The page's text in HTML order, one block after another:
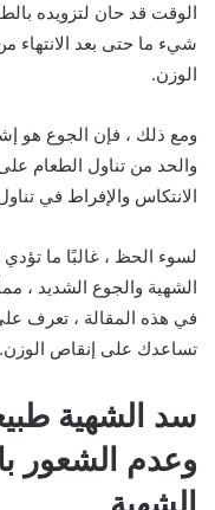
الوقت قد حان لتزويده
شيء ما حتى بعد الانتهاء
الوزن.
ومع ذلك ، فإن الجوع هو
والحد من تناول الطعام
الانتكاس والإفراط في
لسوء الحظ ، غالبًا ما تؤدي
الشهية والجوع الشديد ،
في هذه المقالة ، تعرف
تساعدك على إنقاص الوزن.
سد الشهية
وعدم الشعور